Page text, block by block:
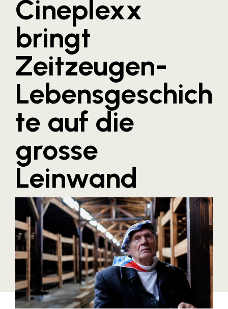
ALEX Krems
Amazon Web Services
Artweger
AustroCel Hallein
Blaguss
Bundesverband Sonnenschutztechnik
Cineplexx
Colmobil Austria
Controller Institut
Darbo
Designer Outlets Parndorf und Salzburg
DOMOFERM
Essity
EY
FG UBIT Salzburg
foodaffairs
Cineplexx
bringt
Zeitzeugen-
Lebensgeschich
te auf die
grosse
Leinwand